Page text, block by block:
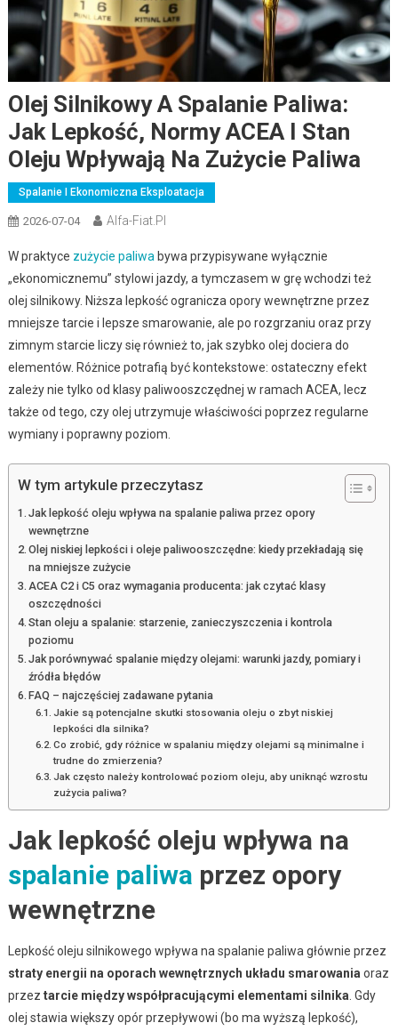
Olej Silnikowy A Spalanie Paliwa:
Jak Lepkość, Normy ACEA I Stan
Oleju Wpływają Na Zużycie Paliwa
Spalanie I Ekonomiczna Eksploatacja
2026-07-04 Alfa-Fiat.pl
W praktyce zużycie paliwa bywa przypisywane wyłącznie
„ekonomicznemu” stylowi jazdy, a tymczasem w grę wchodzi też
olej silnikowy. Niższa lepkość ogranicza opory wewnętrzne przez
mniejsze tarcie i lepsze smarowanie, ale po rozgrzaniu oraz przy
zimnym starcie liczy się również to, jak szybko olej dociera do
elementów. Różnice potrafią być kontekstowe: ostateczny efekt
zależy nie tylko od klasy paliwooszczędnej w ramach ACEA, lecz
także od tego, czy olej utrzymuje właściwości poprzez regularne
wymiany i poprawny poziom.
W tym artykule przeczytasz
Jak lepkość oleju wpływa na spalanie paliwa przez opory
wewnętrzne
Olej niskiej lepkości i oleje paliwooszczędne: kiedy przekładają się
na mniejsze zużycie
ACEA C2 i C5 oraz wymagania producenta: jak czytać klasy
oszczędności
Stan oleju a spalanie: starzenie, zanieczyszczenia i kontrola
poziomu
Jak porównywać spalanie między olejami: warunki jazdy, pomiary i
źródła błędów
FAQ – najczęściej zadawane pytania
Jakie są potencjalne skutki stosowania oleju o zbyt niskiej
lepkości dla silnika?
Co zrobić, gdy różnice w spalaniu między olejami są minimalne i
trudne do zmierzenia?
Jak często należy kontrolować poziom oleju, aby uniknąć wzrostu
zużycia paliwa?
Jak lepkość oleju wpływa na
spalanie paliwa przez opory
wewnętrzne
Lepkość oleju silnikowego wpływa na spalanie paliwa głównie przez
straty energii na oporach wewnętrznych układu smarowania oraz
przez tarcie między współpracującymi elementami silnika . Gdy
olej stawia większy opór przepływowi (bo ma wyższą lepkość),